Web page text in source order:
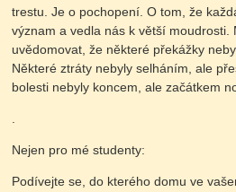
trestu. Je o pochopení. O tom, že
význam a vedla nás k větší moudrosti.
uvědomovat, že některé překážky
Některé ztráty nebyly selháním, ale
bolesti nebyly koncem, ale začátkem
.
Nejen pro mé studenty:
Podívejte se, do kterého domu ve